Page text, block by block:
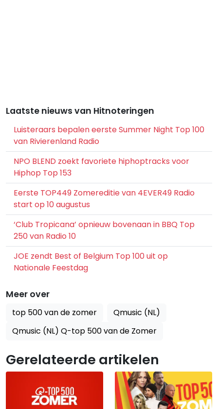
Laatste nieuws van Hitnoteringen
Luisteraars bepalen eerste Summer Night Top 100
van Rivierenland Radio
NPO BLEND zoekt favoriete hiphoptracks voor
Hiphop Top 153
Eerste TOP449 Zomereditie van 4EVER49 Radio
start op 10 augustus
‘Club Tropicana’ opnieuw bovenaan in BBQ Top
250 van Radio 10
JOE zendt Best of Belgium Top 100 uit op
Nationale Feestdag
Meer over
top 500 van de zomer
Qmusic (NL)
Qmusic (NL) Q-top 500 van de Zomer
Gerelateerde artikelen